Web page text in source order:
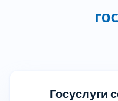
Госуслуги